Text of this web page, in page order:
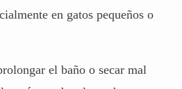
en gatos pequeños o
el baño o secar mal